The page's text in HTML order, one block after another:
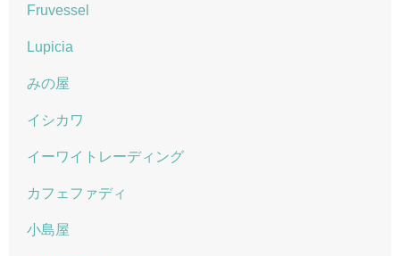
Fruvessel
Lupicia
みの屋
イシカワ
イーワイトレーディング
カフェファディ
小島屋